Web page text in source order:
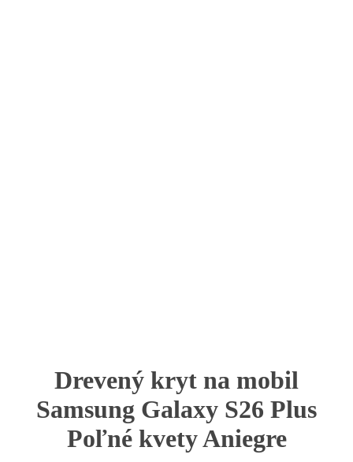
Drevený kryt na mobil
Samsung Galaxy S26 Plus
Poľné kvety Aniegre